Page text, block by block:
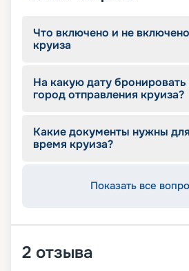
Что включено и не
круиза
На какую дату бронировать
город отправления круиза?
Какие документы нужны
время круиза?
Показать все
2 отзыва